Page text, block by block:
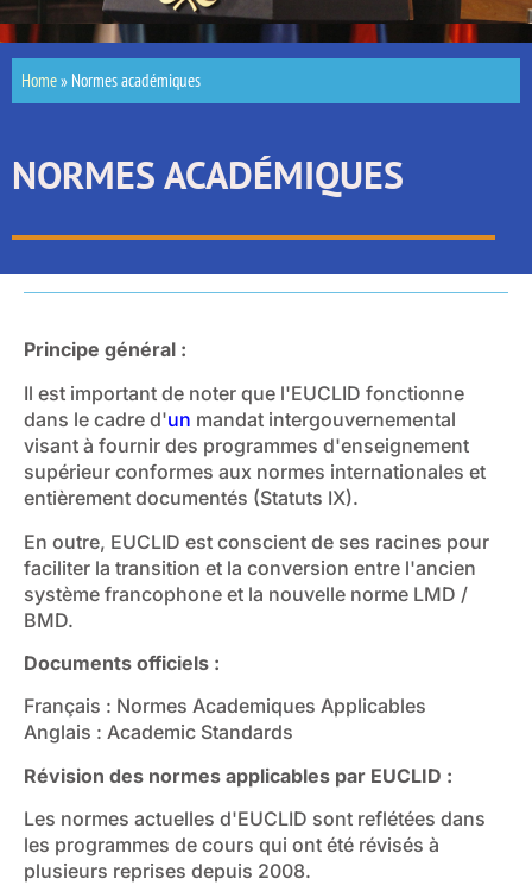
Home» Normes académiques
NORMES ACADÉMIQUES
Principe général :
Il est important de noter que l'EUCLID fonctionne
dans le cadre d'un mandat intergouvernemental
visant à fournir des programmes d'enseignement
supérieur conformes aux normes internationales et
entièrement documentés (Statuts IX).
En outre, EUCLID est conscient de ses racines pour
faciliter la transition et la conversion entre l'ancien
système francophone et la nouvelle norme LMD /
BMD.
Documents officiels :
Français : Normes Academiques Applicables
Anglais : Academic Standards
Révision des normes applicables par EUCLID :
Les normes actuelles d'EUCLID sont reflétées dans
les programmes de cours qui ont été révisés à
plusieurs reprises depuis 2008.